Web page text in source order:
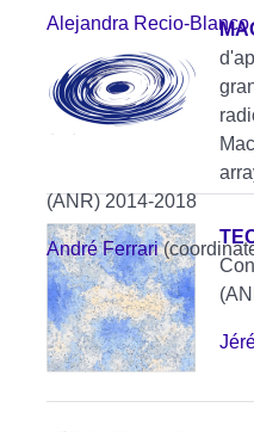
Alejandra Recio-Blanco
(ANR) 2014-2018
André Ferrari